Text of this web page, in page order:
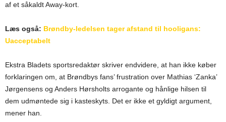
af et såkaldt Away-kort.
Læs også: Brøndby-ledelsen tager afstand til hooligans:
Uacceptabelt
Ekstra Bladets sportsredaktør skriver endvidere, at han ikke køber
forklaringen om, at Brøndbys fans’ frustration over Mathias ‘Zanka’
Jørgensens og Anders Hørsholts arrogante og hånlige hilsen til
dem udmøntede sig i kasteskyts. Det er ikke et gyldigt argument,
mener han.